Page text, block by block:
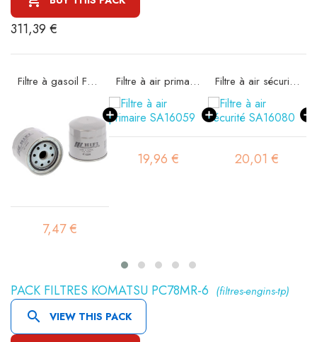
311,39 €
Filtre à gasoil FT6238
7,47 €
Filtre à air primaire SA16059
19,96 €
Filtre à air sécurité SA16080
20,01 €
PACK FILTRES KOMATSU PC78MR-6 (filtres-engins-tp)
 VIEW THIS PACK